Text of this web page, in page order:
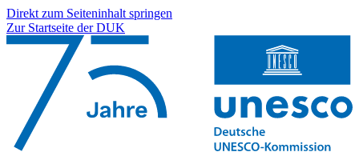
Direkt zum Seiteninhalt springen
Zur Startseite der DUK